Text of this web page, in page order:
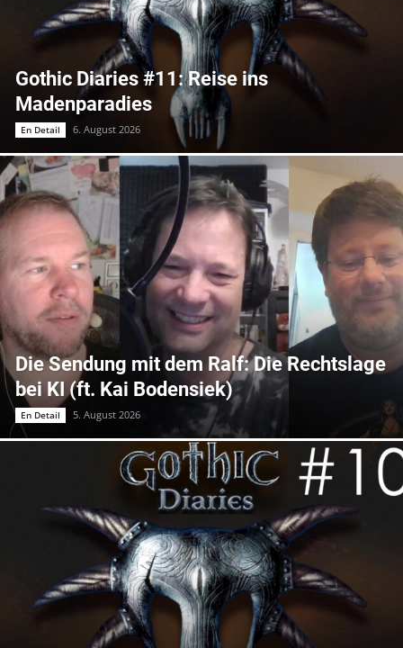
Gothic Diaries #11: Reise ins
Madenparadies
En Detail 6. August 2026
Die Sendung mit dem Ralf: Die Rechtslage
bei KI (ft. Kai Bodensiek)
En Detail 5. August 2026